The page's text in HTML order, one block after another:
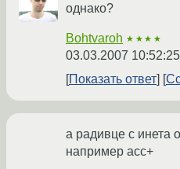
однако?
Bohtvaroh ★★★★
03.03.2007
Показать ответ
а радивце с инета
например асс+